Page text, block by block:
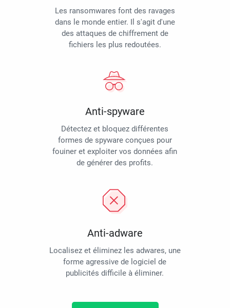
Les ransomwares font des ravages
dans le monde entier. Il s'agit d'une
des attaques de chiffrement de
fichiers les plus redoutées.
Anti-spyware
Détectez et bloquez différentes
formes de spyware conçues pour
fouiner et exploiter vos données afin
de générer des profits.
Anti-adware
Localisez et éliminez les adwares, une
forme agressive de logiciel de
publicités difficile à éliminer.